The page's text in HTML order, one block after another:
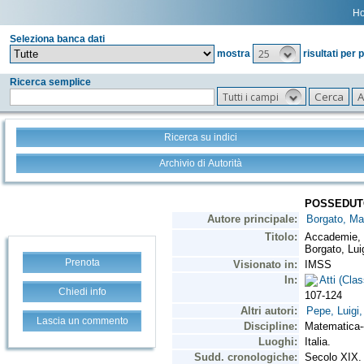
Seleziona banca dati
mostra
25 risultati per
Ricerca semplice
Tutti i campi
Ricerca su indici
Archivio di Autorità
Prenota
Chiedi info
Lascia un commento